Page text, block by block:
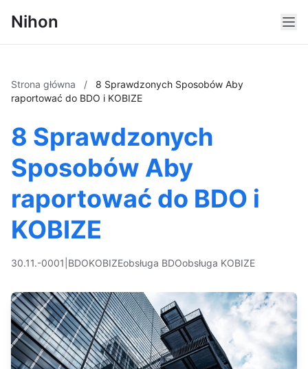
Nihon
Strona główna /
8 Sprawdzonych Sposobów Aby
raportować do BDO i KOBIZE
8 Sprawdzonych
Sposobów Aby
raportować do BDO i
KOBIZE
30.11.-0001 BDOKOBIZEobsługa BDOobsługa KOBIZE